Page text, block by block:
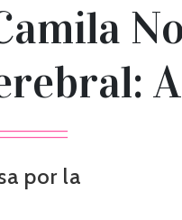
por la